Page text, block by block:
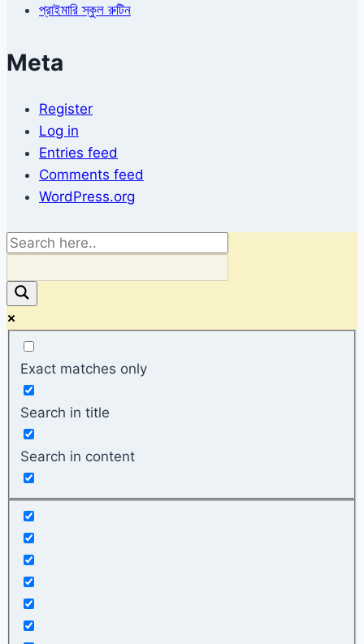
প্রাইমারি স্কুল রুটিন
Meta
Register
Log in
Entries feed
Comments feed
WordPress.org
Exact matches only
Search in title
Search in content